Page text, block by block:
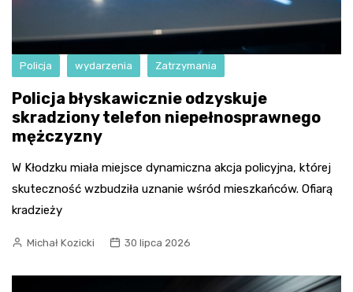
Policja wydarzenia Zatrzymania
Policja błyskawicznie odzyskuje
skradziony telefon niepełnosprawnego
mężczyzny
W Kłodzku miała miejsce dynamiczna akcja policyjna, której
skuteczność wzbudziła uznanie wśród mieszkańców. Ofiarą
kradzieży
Michał Kozicki 30 lipca 2026